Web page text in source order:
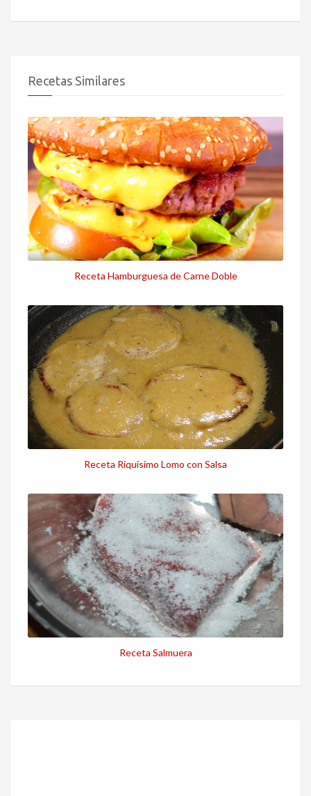
Recetas Similares
Receta Hamburguesa de Carne Doble
Receta Riquísimo Lomo con Salsa
Receta Salmuera